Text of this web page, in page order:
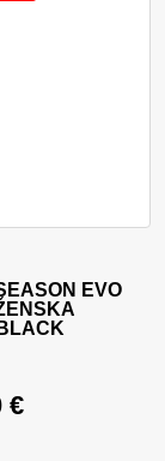
izberete na
EVO
cena je bila:
€
ima več različic.